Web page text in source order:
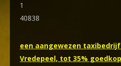
1
40838
een aangewezen
Vredepeel, tot 35%